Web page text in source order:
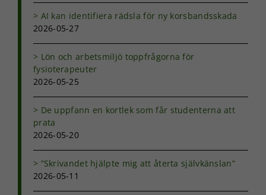
AI kan identifiera rädsla för ny korsbandsskada
2026-05-27
Lön och arbetsmiljö toppfrågorna för
fysioterapeuter
2026-05-25
De uppfann en kortlek som får studenterna att
prata
2026-05-20
”Skrivandet hjälpte mig att återta självkänslan”
2026-05-11